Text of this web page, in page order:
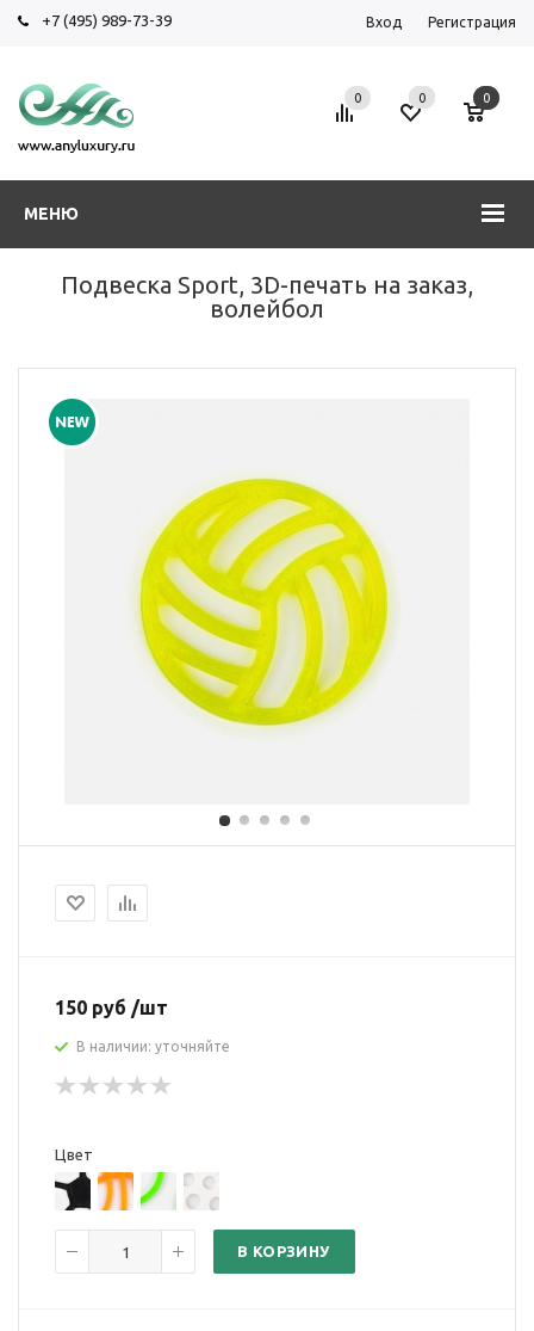
+7 (495) 989-73-39 Вход Регистрация
МЕНЮ
0 0 0
Подвеска Sport, 3D-печать на заказ,
волейбол
150 руб /шт
В наличии: уточняйте
Цвет
В КОРЗИНУ